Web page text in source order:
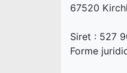
67520
Siret : 527
Forme